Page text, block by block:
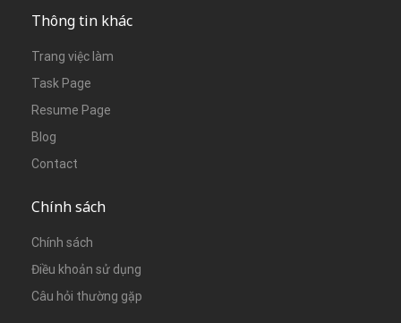
Thông tin khác
Trang việc làm
Task Page
Resume Page
Blog
Contact
Chính sách
Chính sách
Điều khoản sử dụng
Câu hỏi thường gặp